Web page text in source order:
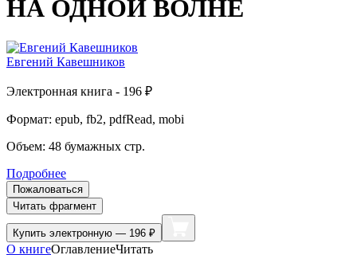
НА ОДНОЙ ВОЛНЕ
Евгений Кавешников
Электронная книга - 196 ₽
Формат: epub, fb2, pdfRead, mobi
Объем: 48 бумажных стр.
Подробнее
Пожаловаться
Читать фрагмент
Купить электронную — 196 ₽
О книгеОглавлениеЧитать